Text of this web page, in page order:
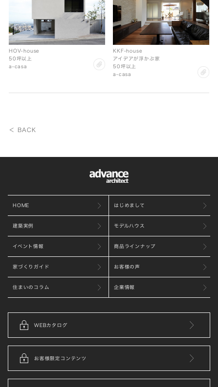
clip
HOV-house
50坪以上
a-casa
KKF-house
アイデアが浮かぶ家
50坪以上
a-casa
＜ BACK
HOME はじめまして
建築実例 モデルハウス
イベント情報 商品ラインナップ
家づくりガイド お客様の声
住まいのコラム 企業情報
WEBカタログ
お客様限定コンテンツ